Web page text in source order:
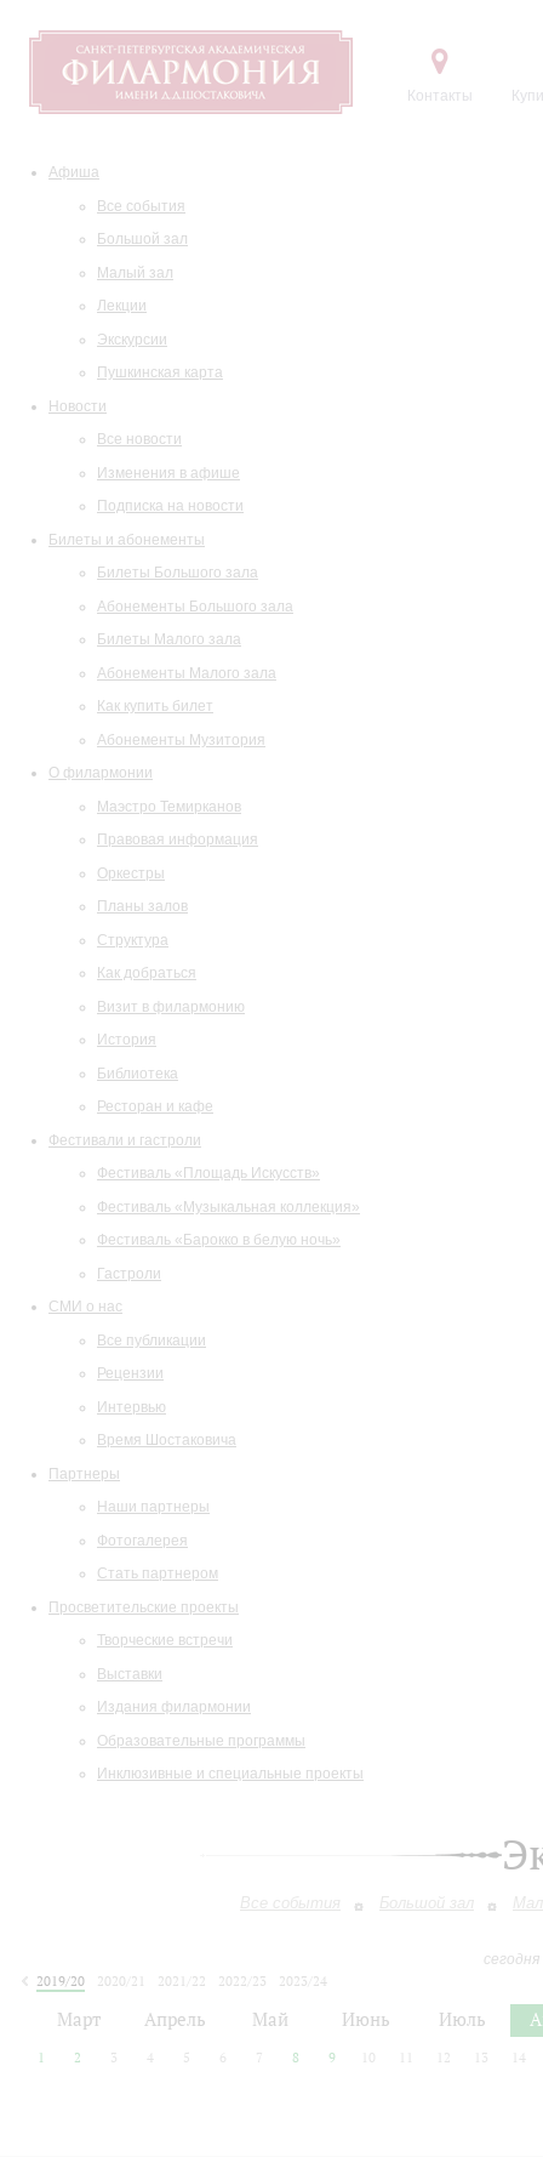
Контакты
Афиша
Все события
Большой зал
Малый зал
Лекции
Экскурсии
Пушкинская карта
Новости
Все новости
Изменения в афише
Подписка на новости
Билеты и абонементы
Билеты Большого зала
Абонементы Большого зала
Билеты Малого зала
Абонементы Малого зала
Как купить билет
Абонементы Музитория
О филармонии
Маэстро Темирканов
Правовая информация
Оркестры
Планы залов
Структура
Как добраться
Визит в филармонию
История
Библиотека
Ресторан и кафе
Фестивали и гастроли
Фестиваль «Площадь Искусств»
Фестиваль «Музыкальная коллекция»
Фестиваль «Барокко в белую ночь»
Гастроли
СМИ о нас
Все публикации
Рецензии
Интервью
Время Шостаковича
Партнеры
Наши партнеры
Фотогалерея
Стать партнером
Просветительские проекты
Творческие встречи
Выставки
Издания филармонии
Образовательные программы
Инклюзивные и специальные проекты
Все события Большой зал
2019/20
2020/21 2021/22 2022/23
2023/24
Март Апрель Май Июнь Июль
1 2 3 4 5 6 7 8 9 10 12 13 14